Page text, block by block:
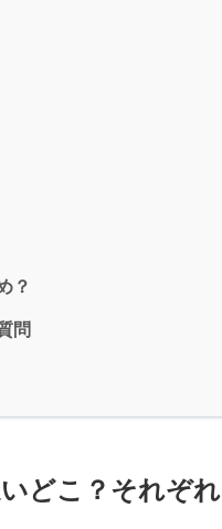
？
問
どこ？それぞれ